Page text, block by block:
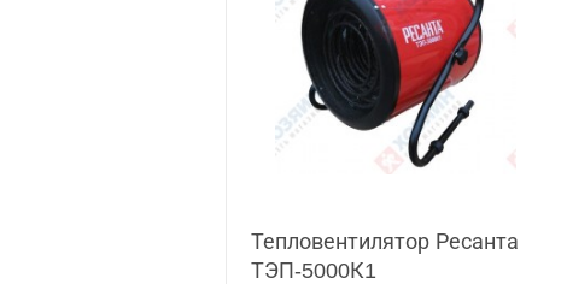
Тепловентилятор Ресанта
ТЭП-5000К1